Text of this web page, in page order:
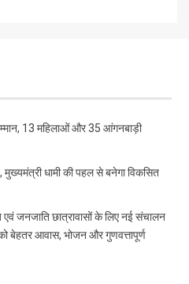
13 महिलाओं और 35 आंगनबाड़ी
मुख्यमंत्री धामी की पहल से बनेगा विकसित
एवं जनजाति छात्रावासों के लिए नई संचालन
बेहतर आवास, भोजन और गुणवत्तापूर्ण